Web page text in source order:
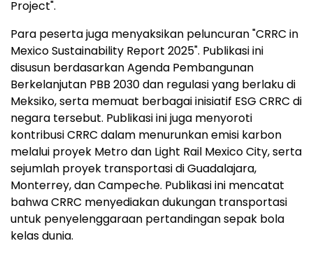
Project".
Para peserta juga menyaksikan peluncuran "CRRC in
Mexico Sustainability Report 2025". Publikasi ini
disusun berdasarkan Agenda Pembangunan
Berkelanjutan PBB 2030 dan regulasi yang berlaku di
Meksiko, serta memuat berbagai inisiatif ESG CRRC di
negara tersebut. Publikasi ini juga menyoroti
kontribusi CRRC dalam menurunkan emisi karbon
melalui proyek Metro dan Light Rail Mexico City, serta
sejumlah proyek transportasi di Guadalajara,
Monterrey, dan Campeche. Publikasi ini mencatat
bahwa CRRC menyediakan dukungan transportasi
untuk penyelenggaraan pertandingan sepak bola
kelas dunia.